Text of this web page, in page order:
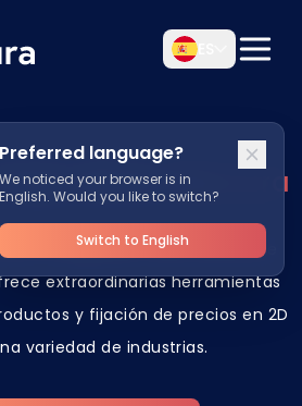
Preferred language?
We noticed your browser is in
English. Would you like to switch?
Switch to English
dicho:Mercura
de configurador SaaS altamente
extraordinarias herramientas
y fijación de precios en 2D
variedad de industrias.